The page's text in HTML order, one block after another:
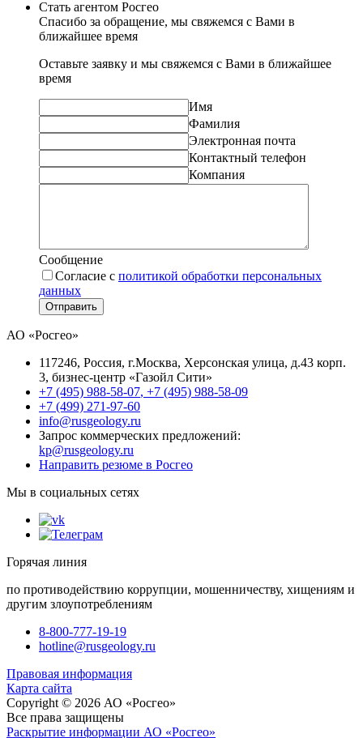
Стать агентом Росгео
Спасибо за обращение, мы свяжемся с Вами в
ближайшее время
Оставьте заявку и мы свяжемся с Вами в ближайшее
время
Имя
Фамилия
Электронная почта
Контактный телефон
Компания
Сообщение
Согласие с политикой обработки персональных
данных
Отправить
АО «Росгео»
117246, Россия, г.Москва, Херсонская улица, д.43 корп.
3, бизнес-центр «Газойл Сити»
+7 (495) 988-58-07, +7 (495) 988-58-09
+7 (499) 271-97-60
info@rusgeology.ru
Запрос коммерческих предложений:
kp@rusgeology.ru
Направить резюме в Росгео
Мы в социальных сетях
Горячая линия
по противодействию коррупции, мошенничеству, хищениям и
другим злоупотреблениям
8-800-777-19-19
hotline@rusgeology.ru
Правовая информация
Карта сайта
Copyright © 2026 АО «Росгео»
Все права защищены
Раскрытие информации АО «Росгео»